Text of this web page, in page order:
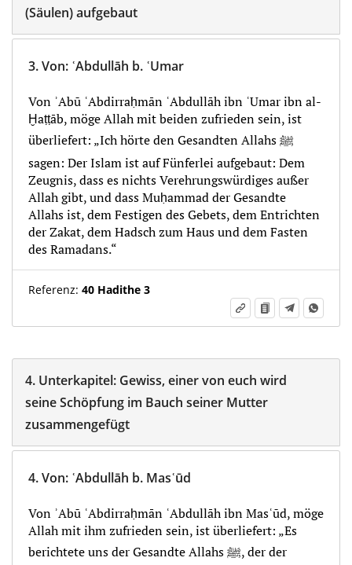
(Säulen) aufgebaut
3.Von: ʿAbdullāh b. ʿUmar
Von ʾAbū ʿAbdirraḥmān ʿAbdullāh ibn ʿUmar ibn al-
Ḫaṭṭāb, möge Allah mit beiden zufrieden sein, ist
überliefert: „Ich hörte den Gesandten Allahs ﷺ
sagen: Der Islam ist auf Fünferlei aufgebaut: Dem
Zeugnis, dass es nichts Verehrungswürdiges außer
Allah gibt, und dass Muḥammad der Gesandte
Allahs ist, dem Festigen des Gebets, dem Entrichten
der Zakat, dem Hadsch zum Haus und dem Fasten
des Ramadans.“
Referenz: 40 Hadithe 3
4. Unterkapitel: Gewiss, einer von euch wird
seine Schöpfung im Bauch seiner Mutter
zusammengefügt
4.Von: ʿAbdullāh b. Masʿūd
Von ʾAbū ʿAbdirraḥmān ʿAbdullāh ibn Masʿūd, möge
Allah mit ihm zufrieden sein, ist überliefert: „Es
berichtete uns der Gesandte Allahs ﷺ, der der